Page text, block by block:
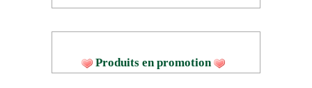
Produits en promotion